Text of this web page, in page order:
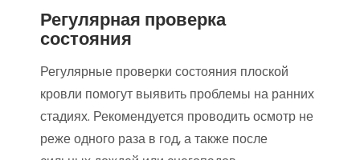
Регулярная проверка
состояния
Регулярные проверки состояния плоской
кровли помогут выявить проблемы на ранних
стадиях. Рекомендуется проводить осмотр не
реже одного раза в год, а также после